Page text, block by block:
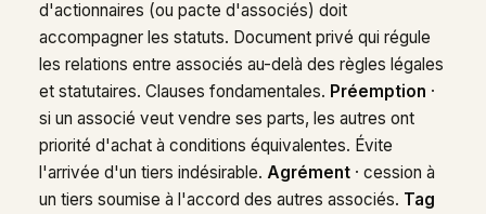
d'actionnaires (ou pacte d'associés) doit
accompagner les statuts. Document privé qui régule
les relations entre associés au-delà des règles légales
et statutaires. Clauses fondamentales. Préemption ·
si un associé veut vendre ses parts, les autres ont
priorité d'achat à conditions équivalentes. Évite
l'arrivée d'un tiers indésirable. Agrément · cession à
un tiers soumise à l'accord des autres associés. Tag